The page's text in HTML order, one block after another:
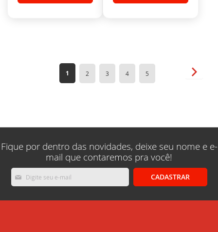
Página
Você
1 Página
2 Página
3 Página
4 Página
5
Fique por dentro das novidades, deixe seu nome e e-
mail que contaremos pra você!
Inscreva-
se
nossa
CADASTRAR